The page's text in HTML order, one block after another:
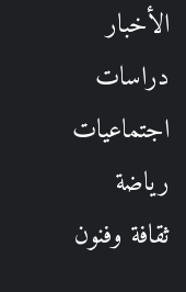
الأخبار
دراسات
اجتماعيات
رياضة
ثقافة وفنون